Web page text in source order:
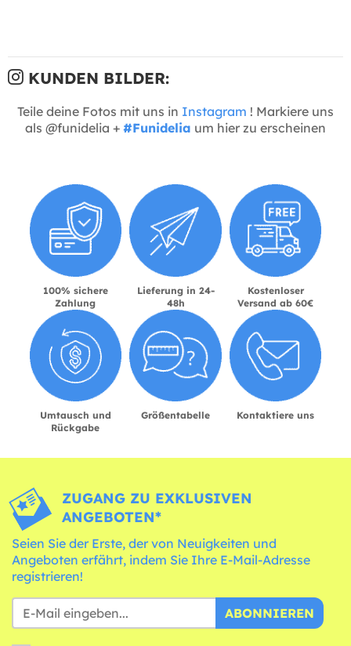
KUNDEN BILDER:
Teile deine Fotos mit uns in Instagram ! Markiere uns
als @funidelia + #Funidelia um hier zu erscheinen
100% sichere
Zahlung
Lieferung in 24-
48h
Kostenloser
Versand ab 60€
Umtausch und
Rückgabe
Größentabelle Kontaktiere uns
ZUGANG ZU EXKLUSIVEN
ANGEBOTEN*
Seien Sie der Erste, der von Neuigkeiten und
Angeboten erfährt, indem Sie Ihre E-Mail-Adresse
registrieren!
ABONNIEREN